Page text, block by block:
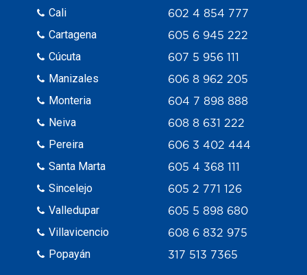
Cali
Cartagena
Cúcuta
Manizales
Monteria
Neiva
Pereira
Santa Marta
Sincelejo
Valledupar
Villavicencio
Popayán
602 4 854 777
605 6 945 222
607 5 956 111
606 8 962 205
604 7 898 888
608 8 631 222
606 3 402 444
605 4 368 111
605 2 771 126
605 5 898 680
608 6 832 975
317 513 7365